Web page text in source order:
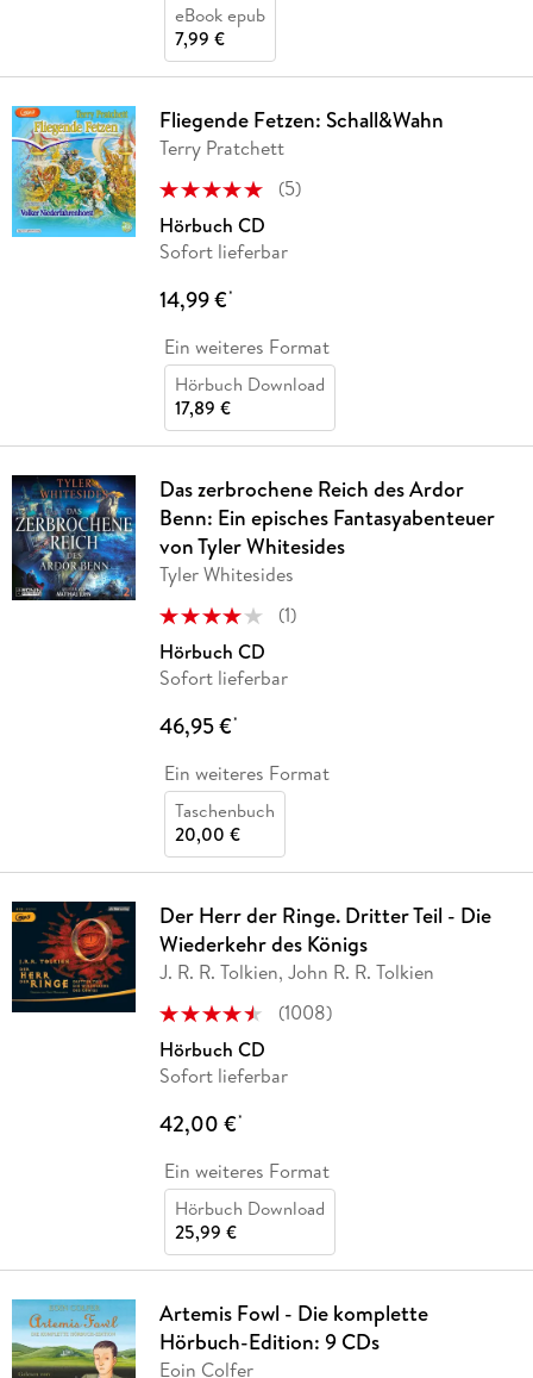
eBook epub
7,99 €
Fliegende Fetzen: Schall&Wahn
Terry Pratchett
(5)
Hörbuch CD
Sofort lieferbar
14,99 €*
Ein weiteres Format
Hörbuch Download
17,89 €
Das zerbrochene Reich des Ardor
Benn: Ein episches Fantasyabenteuer
von Tyler Whitesides
Tyler Whitesides
(1)
Hörbuch CD
Sofort lieferbar
46,95 €*
Ein weiteres Format
Taschenbuch
20,00 €
Der Herr der Ringe. Dritter Teil - Die
Wiederkehr des Königs
J. R. R. Tolkien, John R. R. Tolkien
(1008)
Hörbuch CD
Sofort lieferbar
42,00 €*
Ein weiteres Format
Hörbuch Download
25,99 €
Artemis Fowl - Die komplette
Hörbuch-Edition: 9 CDs
Eoin Colfer